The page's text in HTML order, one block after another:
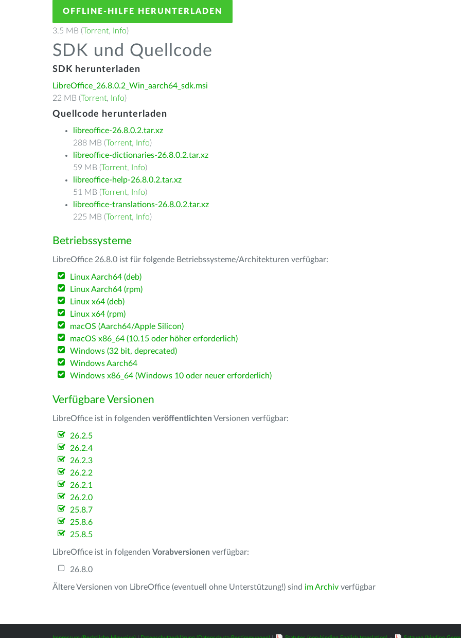
OFFLINE-HILFE HERUNTERLADEN
3.5 MB (Torrent, Info)
SDK und Quellcode
SDK herunterladen
LibreOffice_26.8.0.2_Win_aarch64_sdk.msi
22 MB (Torrent, Info)
Quellcode herunterladen
libreoffice-26.8.0.2.tar.xz
288 MB (Torrent, Info)
libreoffice-dictionaries-26.8.0.2.tar.xz
59 MB (Torrent, Info)
libreoffice-help-26.8.0.2.tar.xz
51 MB (Torrent, Info)
libreoffice-translations-26.8.0.2.tar.xz
225 MB (Torrent, Info)
Betriebssysteme
LibreOffice 26.8.0 ist für folgende Betriebssysteme/Architekturen verfügbar:
Linux Aarch64 (deb)
Linux Aarch64 (rpm)
Linux x64 (deb)
Linux x64 (rpm)
macOS (Aarch64/Apple Silicon)
macOS x86_64 (10.15 oder höher erforderlich)
Windows (32 bit, deprecated)
Windows Aarch64
Windows x86_64 (Windows 10 oder neuer erforderlich)
Verfügbare Versionen
LibreOffice ist in folgenden veröffentlichten Versionen verfügbar:
26.2.5
26.2.4
26.2.3
26.2.2
26.2.1
26.2.0
25.8.7
25.8.6
25.8.5
LibreOffice ist in folgenden Vorabversionen verfügbar:
26.8.0
Ältere Versionen von LibreOffice (eventuell ohne Unterstützung!) sind im Archiv verfügbar